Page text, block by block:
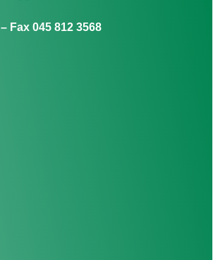
– Fax 045 812 3568